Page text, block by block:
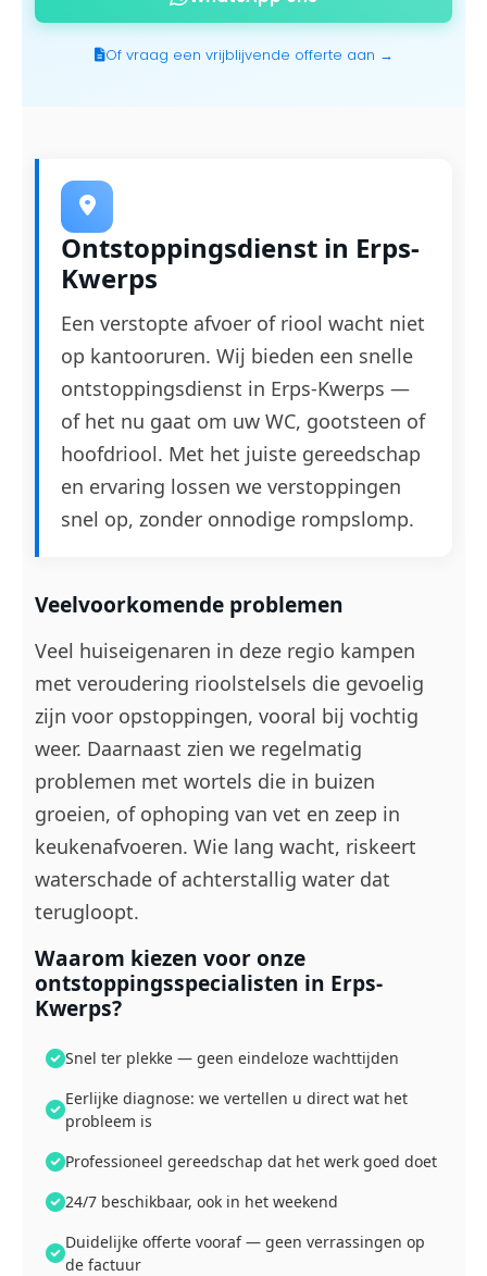
Of vraag een vrijblijvende offerte aan →
Ontstoppingsdienst in Erps-
Kwerps
Een verstopte afvoer of riool wacht niet
op kantooruren. Wij bieden een snelle
ontstoppingsdienst in Erps-Kwerps —
of het nu gaat om uw WC, gootsteen of
hoofdriool. Met het juiste gereedschap
en ervaring lossen we verstoppingen
snel op, zonder onnodige rompslomp.
Veelvoorkomende problemen
Veel huiseigenaren in deze regio kampen
met veroudering rioolstelsels die gevoelig
zijn voor opstoppingen, vooral bij vochtig
weer. Daarnaast zien we regelmatig
problemen met wortels die in buizen
groeien, of ophoping van vet en zeep in
keukenafvoeren. Wie lang wacht, riskeert
waterschade of achterstallig water dat
terugloopt.
Waarom kiezen voor onze
ontstoppingsspecialisten in Erps-
Kwerps?
Snel ter plekke — geen eindeloze wachttijden
Eerlijke diagnose: we vertellen u direct wat het
probleem is
Professioneel gereedschap dat het werk goed doet
24/7 beschikbaar, ook in het weekend
Duidelijke offerte vooraf — geen verrassingen op
de factuur